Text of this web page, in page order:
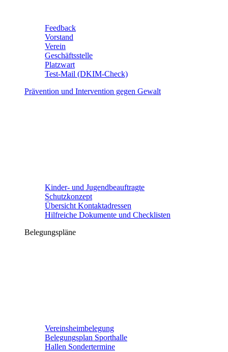
Feedback
Vorstand
Verein
Geschäftsstelle
Platzwart
Test-Mail (DKIM-Check)
Prävention und Intervention gegen Gewalt
Kinder- und Jugendbeauftragte
Schutzkonzept
Übersicht Kontaktadressen
Hilfreiche Dokumente und Checklisten
Belegungspläne
Vereinsheimbelegung
Belegungsplan Sporthalle
Hallen Sondertermine